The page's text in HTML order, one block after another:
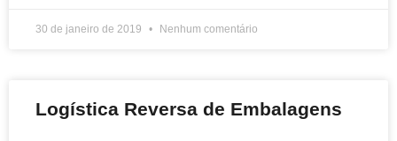
30 de janeiro de 2019 Nenhum comentário
Logística Reversa de Embalagens